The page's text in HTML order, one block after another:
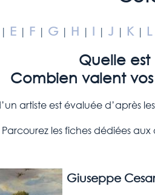
| E | F | G | H | I | J | K | L
Quelle
Combien valent
artiste est évaluée d’après
Parcourez les fiches dédiées aux
Giuseppe